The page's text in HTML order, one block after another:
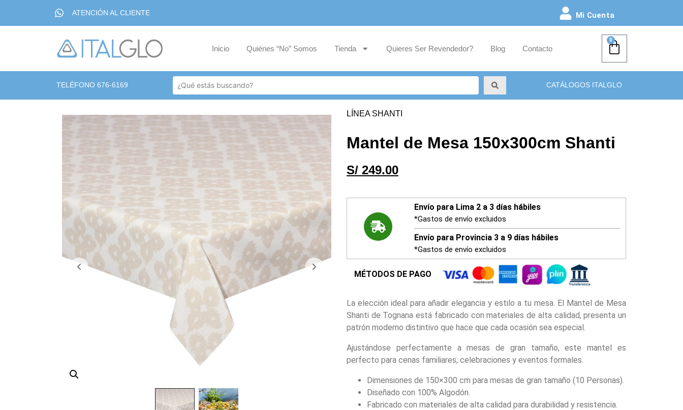
ATENCIÓN AL CLIENTE Mi Cuenta
Inicio Quiénes “No” Somos Tienda Quieres Ser Revendedor? Blog Contacto
0
TELÉFONO 676-6169 CATÁLOGOS ITALGLO
LÍNEA SHANTI
Mantel de Mesa 150x300cm Shanti
S/ 249.00
Envío para Lima 2 a 3 días hábiles
*Gastos de envío excluidos
Envío para Provincia 3 a 9 días hábiles
*Gastos de envío excluidos
MÉTODOS DE PAGO
La elección ideal para añadir elegancia y estilo a tu mesa. El Mantel de Mesa
Shanti de Tognana está fabricado con materiales de alta calidad, presenta un
patrón moderno distintivo que hace que cada ocasión sea especial.
Ajustándose perfectamente a mesas de gran tamaño, este mantel es
perfecto para cenas familiares, celebraciones y eventos formales.
Dimensiones de 150×300 cm para mesas de gran tamaño (10 Personas).
Diseñado con 100% Algodón.
Fabricado con materiales de alta calidad para durabilidad y resistencia.